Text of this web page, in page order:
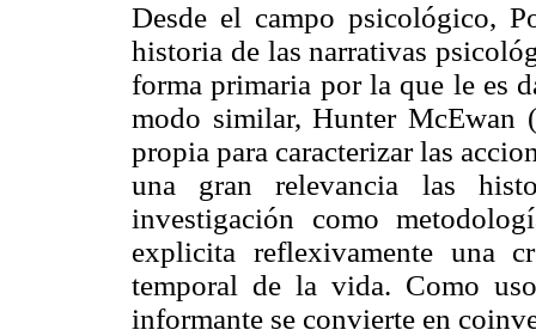
Desde el campo psicológico,
historia de las narrativas
forma primaria por la que le es
modo similar, Hunter McEwan
propia para caracterizar las
una gran relevancia las
investigación como
explicita reflexivamente una
temporal de la vida. Como
informante se convierte en